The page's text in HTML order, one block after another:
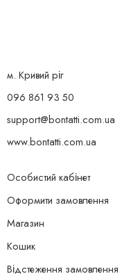
м. Кривий ріг
096 861 93 50
support@bontatti.com.ua
www.bontatti.com.ua
Особистий кабінет
Оформити замовлення
Магазин
Кошик
Відстеження замовлення